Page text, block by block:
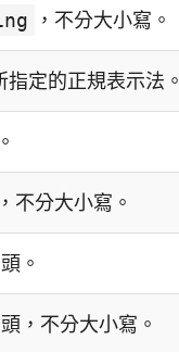
，不分大小寫。
指定的正規表示法。
。
，不分大小寫。
。
，不分大小寫。